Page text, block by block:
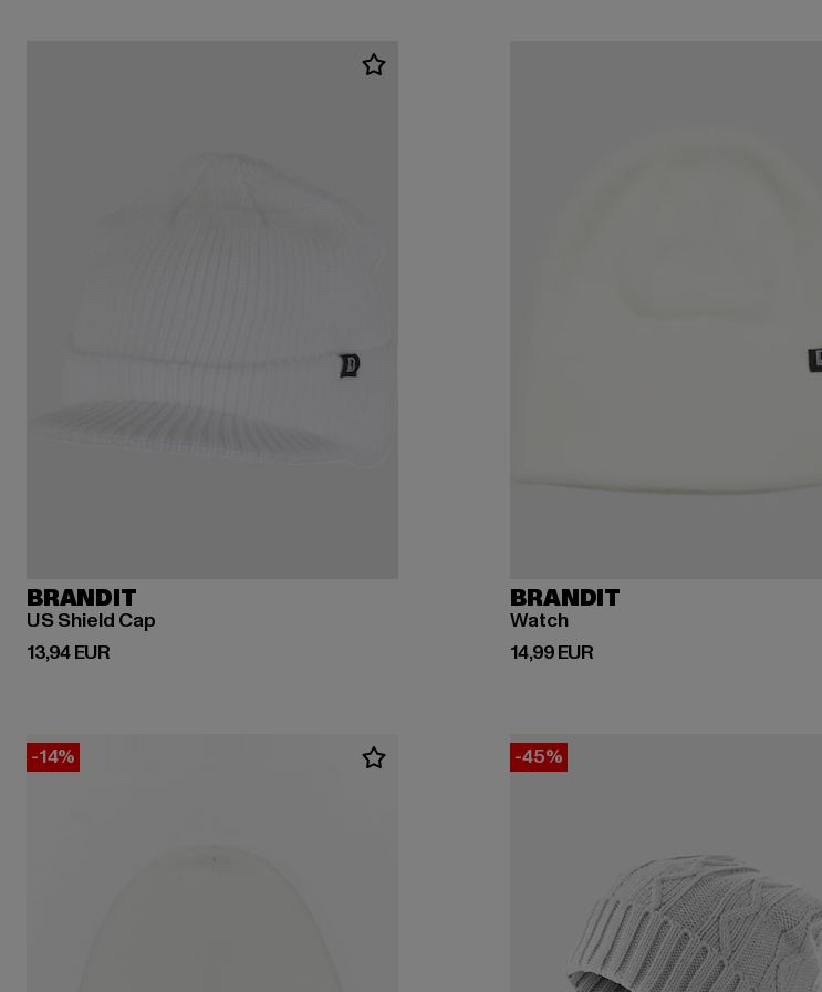
BRANDIT
US Shield Cap
13,94 EUR
Derzeitiger Preis: 13,94 EUR
BRANDIT
Watch
14,99 EUR
Derzeitiger Preis: 14,99 EUR
-14% -45%